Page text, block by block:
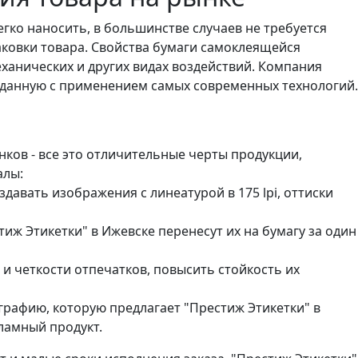
наносить, в большинстве случаев не требуется
товара. Свойства бумаги самоклеящейся
и других видах воздействий. Компания
с применением самых современных технологий.
- все это отличительные черты продукции,
изображения с линеатурой в 175 lpi, оттиски
Этикетки" в Ижевске перенесут их на бумагу за один
отпечатков, повысить стойкость их
которую предлагает "Престиж Этикетки" в
продукт.